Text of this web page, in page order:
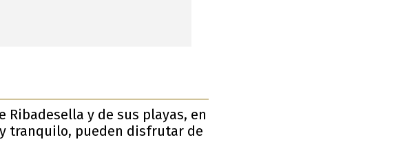
Ribadesella y de sus playas, en
tranquilo, pueden disfrutar de